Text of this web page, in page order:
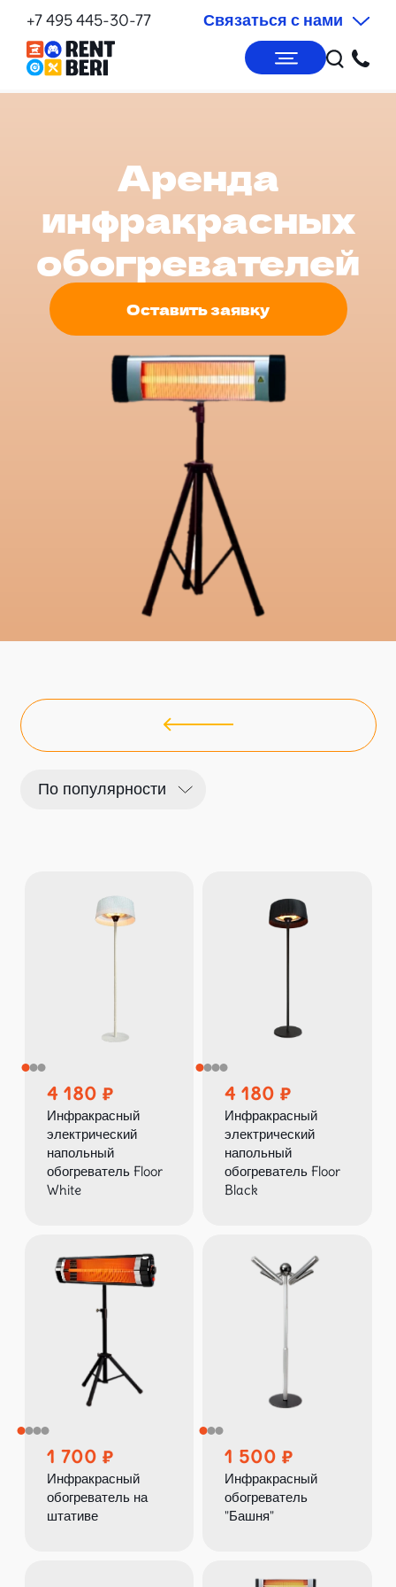
+7 495 445-30-77 Связаться с нами
Аренда
инфракрасных
обогревателей
Оставить заявку
4 180
Инфракрасный
электрический
напольный
обогреватель Floor
White
4 180
Инфракрасный
электрический
напольный
обогреватель Floor
Black
1 700
Инфракрасный
обогреватель на
штативе
1 500
Инфракрасный
обогреватель
"Башня"